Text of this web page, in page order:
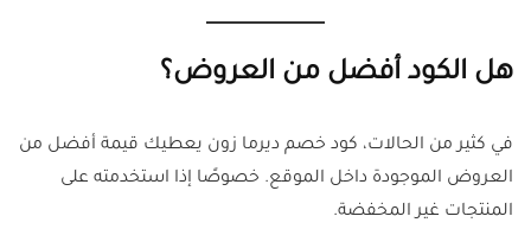
هل الكود أفضل من العروض؟
في كثير من الحالات، كود خصم ديرما زون يعطيك قيمة أفضل من
العروض الموجودة داخل الموقع. خصوصًا إذا استخدمته على
المنتجات غير المخفضة.